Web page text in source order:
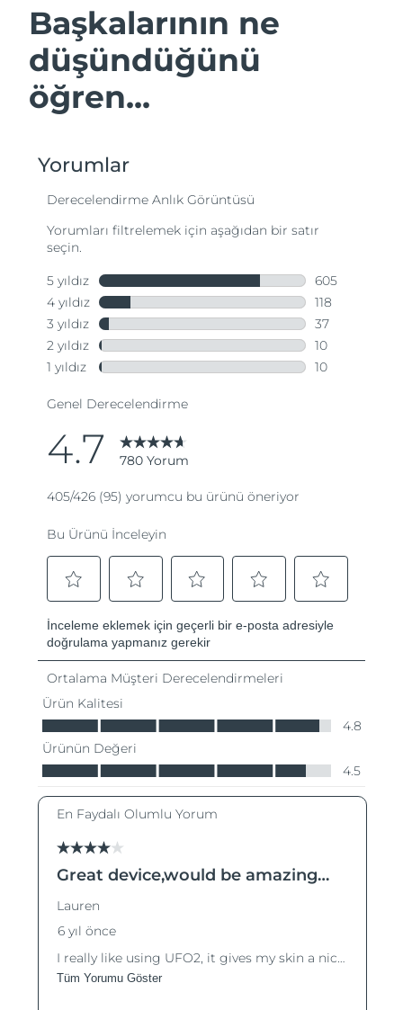
Başkalarının ne
düşündüğünü
öğren...